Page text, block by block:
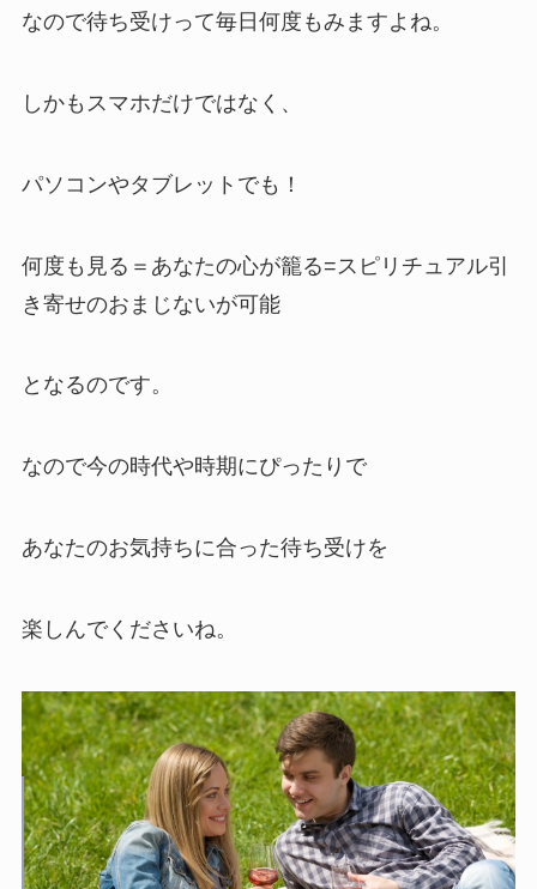
なので待ち受けって毎日何度もみますよね。
しかもスマホだけではなく、
パソコンやタブレットでも！
何度も見る＝あなたの心が籠る=スピリチュアル引
き寄せのおまじないが可能
となるのです。
なので今の時代や時期にぴったりで
あなたのお気持ちに合った待ち受けを
楽しんでくださいね。